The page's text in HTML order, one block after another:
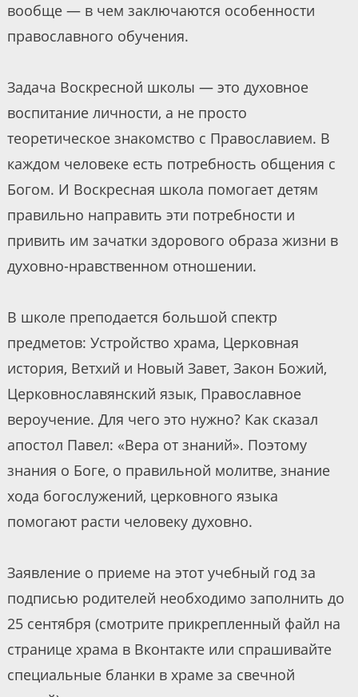
вообще — в чем заключаются особенности
православного обучения.
Задача Воскресной школы — это духовное
воспитание личности, а не просто
теоретическое знакомство с Православием. В
каждом человеке есть потребность общения с
Богом. И Воскресная школа помогает детям
правильно направить эти потребности и
привить им зачатки здорового образа жизни в
духовно-нравственном отношении.
В школе преподается большой спектр
предметов: Устройство храма, Церковная
история, Ветхий и Новый Завет, Закон Божий,
Церковнославянский язык, Православное
вероучение. Для чего это нужно? Как сказал
апостол Павел: «Вера от знаний». Поэтому
знания о Боге, о правильной молитве, знание
хода богослужений, церковного языка
помогают расти человеку духовно.
Заявление о приеме на этот учебный год за
подписью родителей необходимо заполнить до
25 сентября (смотрите прикрепленный файл на
странице храма в Вконтакте или спрашивайте
специальные бланки в храме за свечной